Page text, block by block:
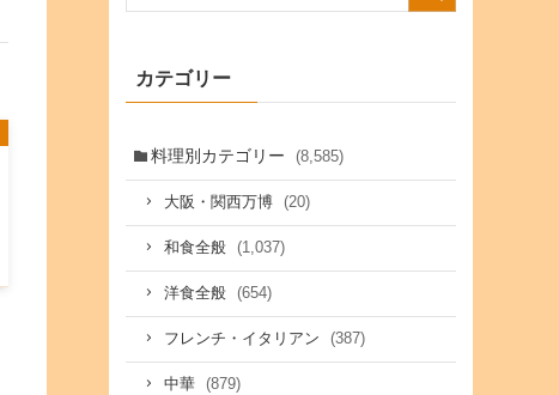
カテゴリー
料理別カテゴリー (8,585)
大阪・関西万博 (20)
和食全般 (1,037)
洋食全般 (654)
フレンチ・イタリアン (387)
中華 (879)